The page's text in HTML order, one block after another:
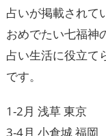
占いが掲載されて
おめでたい七福神
占い生活に役立て
です。
1-2月 浅草 東京
3-4月 小倉城 福岡